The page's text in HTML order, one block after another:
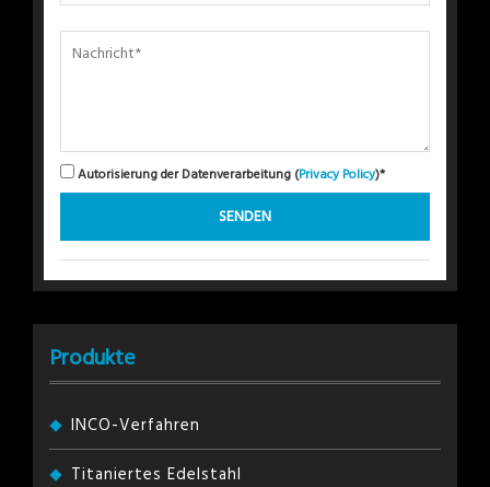
Autorisierung der Datenverarbeitung (Privacy Policy)*
Produkte
INCO-Verfahren
Titaniertes Edelstahl